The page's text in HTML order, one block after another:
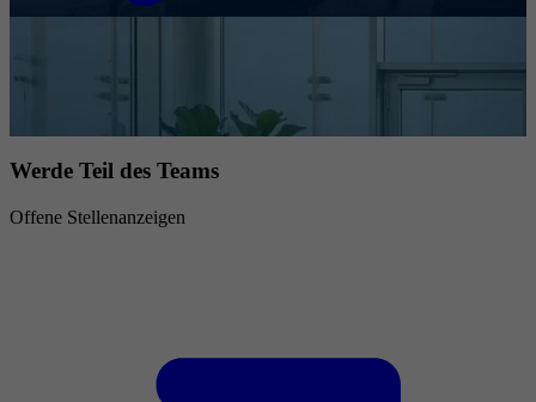
Werde Teil des Teams
Offene Stellenanzeigen